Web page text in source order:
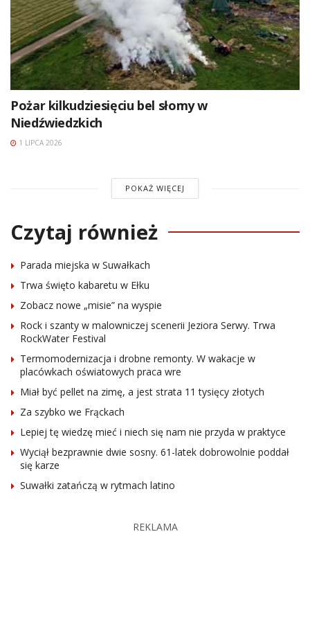
Pożar kilkudziesięciu bel słomy w
Niedźwiedzkich
1 LIPCA 2026
POKAŻ WIĘCEJ
Czytaj również
Parada miejska w Suwałkach
Trwa święto kabaretu w Ełku
Zobacz nowe „misie” na wyspie
Rock i szanty w malowniczej scenerii Jeziora Serwy. Trwa
RockWater Festival
Termomodernizacja i drobne remonty. W wakacje w
placówkach oświatowych praca wre
Miał być pellet na zimę, a jest strata 11 tysięcy złotych
Za szybko we Frąckach
Lepiej tę wiedzę mieć i niech się nam nie przyda w praktyce
Wyciął bezprawnie dwie sosny. 61-latek dobrowolnie poddał
się karze
Suwałki zatańczą w rytmach latino
REKLAMA